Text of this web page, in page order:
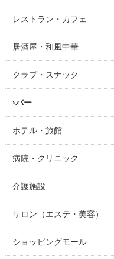
レストラン・カフェ
居酒屋・和風中華
クラブ・スナック
バー
ホテル・旅館
病院・クリニック
介護施設
サロン（エステ・美容）
ショッピングモール